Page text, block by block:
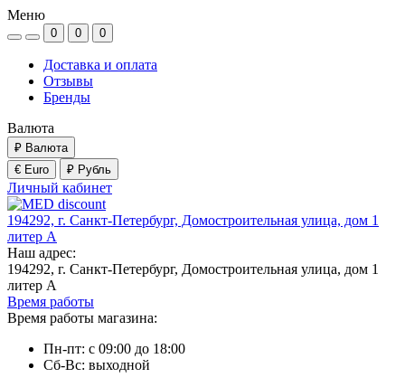
Меню
0 0 0
Доставка и оплата
Отзывы
Бренды
Валюта
₽ Валюта
€ Euro
₽ Рубль
Личный кабинет
194292, г. Санкт-Петербург, Домостроительная улица, дом 1
литер А
Наш адрес:
194292, г. Санкт-Петербург, Домостроительная улица, дом 1
литер А
Время работы
Время работы магазина:
Пн-пт: с 09:00 до 18:00
Сб-Вс: выходной